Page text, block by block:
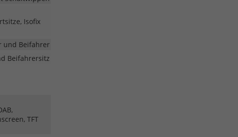
Isofix
und Beifahrer
Beifahrersitz
TFT